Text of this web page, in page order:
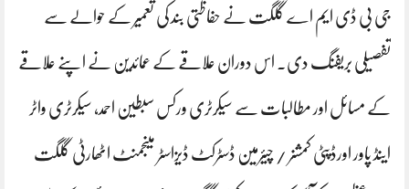
جی بی ڈی ایم اے گلگت نے حفاظتی بند کی تعمیر کے حوالے سے
تفصیلی بریفنگ دی۔ اس دوران علاقے کے عمائدین نے اپنے علاقے
کے مسائل اور مطالبات سے سیکرٹری ورکس سبطین احمد، سیکرٹری واٹر
اینڈ پاور اورڈپٹی کمشنر / چیئرمین ڈسٹرکٹ ڈیزاسٹر مینجمنٹ اٹھارٹی گلگت